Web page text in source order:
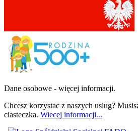
Dane osobowe - więcej informacji.
Chcesz korzystac z naszych uslug?
ciasteczka. Wiecej informacji...